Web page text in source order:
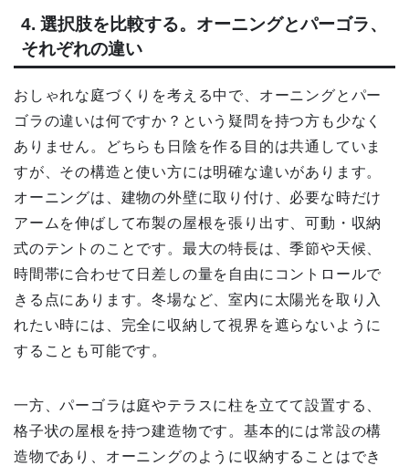
4. 選択肢を比較する。オーニングとパーゴラ、
それぞれの違い
おしゃれな庭づくりを考える中で、オーニングとパー
ゴラの違いは何ですか？という疑問を持つ方も少なく
ありません。どちらも日陰を作る目的は共通していま
すが、その構造と使い方には明確な違いがあります。
オーニングは、建物の外壁に取り付け、必要な時だけ
アームを伸ばして布製の屋根を張り出す、可動・収納
式のテントのことです。最大の特長は、季節や天候、
時間帯に合わせて日差しの量を自由にコントロールで
きる点にあります。冬場など、室内に太陽光を取り入
れたい時には、完全に収納して視界を遮らないように
することも可能です。
一方、パーゴラは庭やテラスに柱を立てて設置する、
格子状の屋根を持つ建造物です。基本的には常設の構
造物であり、オーニングのように収納することはでき